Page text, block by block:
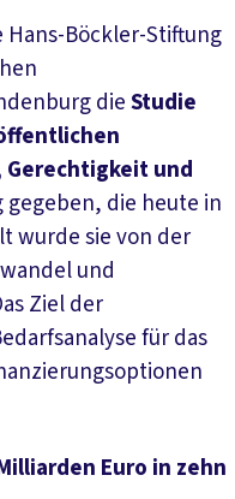
Böckler-Stiftung
dieStudie
und
gegeben, die heute in
wurde sie von der
und
Ziel der
für das
Euro in zehn